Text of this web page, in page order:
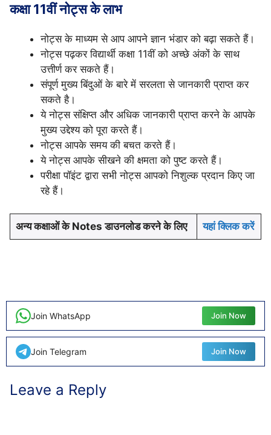
कक्षा 11वीं नोट्स के लाभ
नोट्स के माध्यम से आप आपने ज्ञान भंडार को बढ़ा सकते हैं।
नोट्स पढ़कर विद्यार्थी कक्षा 11वीं को अच्छे अंकों के साथ
उत्तीर्ण कर सकते हैं।
संपूर्ण मुख्य बिंदुओं के बारे में सरलता से जानकारी प्राप्त कर
सकते है।
ये नोट्स संक्षिप्त और अधिक जानकारी प्राप्त करने के आपके
मुख्य उद्देश्य को पूरा करते हैं।
नोट्स आपके समय की बचत करते हैं।
ये नोट्स आपके सीखने की क्षमता को पुष्ट करते हैं।
परीक्षा पॉइंट द्वारा सभी नोट्स आपको निशुल्क प्रदान किए जा
रहे हैं।
अन्य कक्षाओं के Notes डाउनलोड करने के लिए यहां क्लिक करें
Join WhatsApp Join Now
Join Telegram Join Now
Leave a Reply